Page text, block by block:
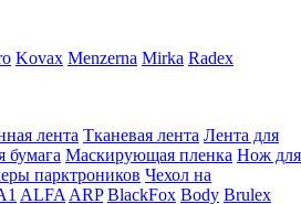
Kovax Menzerna Mirka Radex
лента Тканевая лента Лента для
Маскирующая пленка Нож для
парктроников Чехол на
ALFA ARP BlackFox Body Brulex